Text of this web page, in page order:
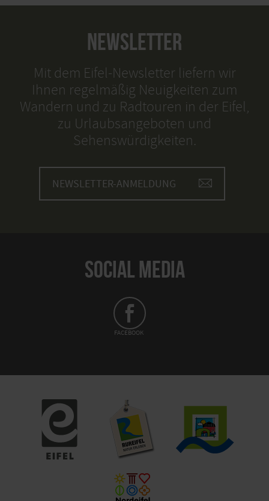
NEWSLETTER
Mit dem Eifel-Newsletter liefern wir
Ihnen regelmäßig Neuigkeiten zum
Wandern und zu Radtouren in der Eifel,
zu Urlaubsangeboten und
Sehenswürdigkeiten.
NEWSLETTER-ANMELDUNG
SOCIAL MEDIA
FACEBOOK